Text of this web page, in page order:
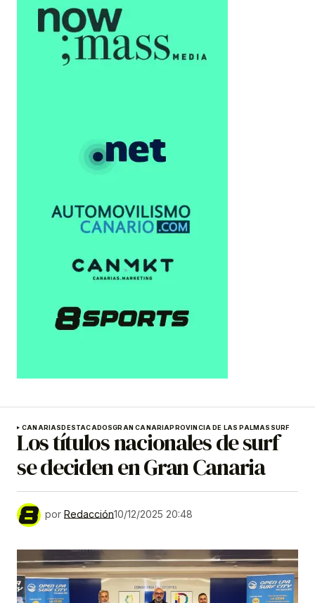
CANARIASDESTACADOSGRAN CANARIAPROVINCIA DE LAS PALMAS SURF
Los títulos nacionales de surf
se deciden en Gran Canaria
por Redacción10/12/2025 20:48